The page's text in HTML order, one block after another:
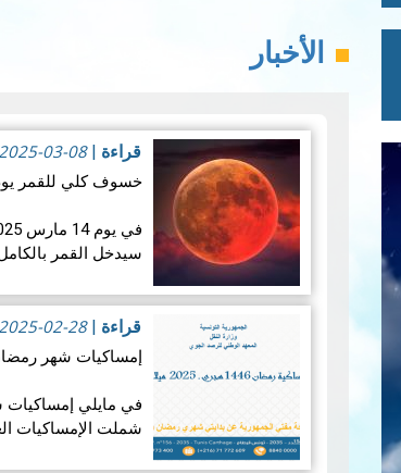
الأخبار
قراءة |
2025-03-08
خسوف كلي للقمر يوم
سيدخل القمر
قراءة |
2025-02-28
إمساكيات شهر رمضان
شملت الإمساكيات